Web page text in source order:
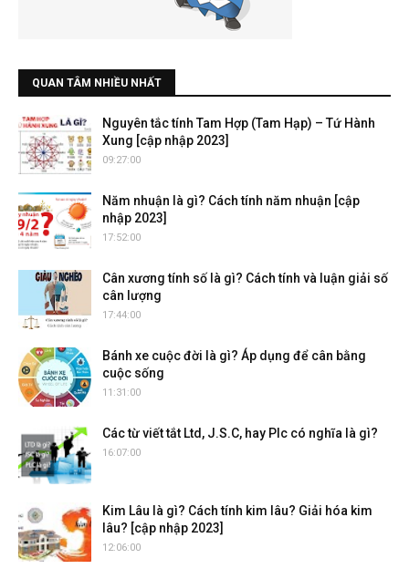
QUAN TÂM NHIỀU NHẤT
Nguyên tắc tính Tam Hợp (Tam Hạp) – Tứ Hành
Xung [cập nhập 2023]
09:27:00
Năm nhuận là gì? Cách tính năm nhuận [cập
nhập 2023]
17:52:00
Cân xương tính số là gì? Cách tính và luận giải số
cân lượng
17:44:00
Bánh xe cuộc đời là gì? Áp dụng để cân bằng
cuộc sống
11:31:00
Các từ viết tắt Ltd, J.S.C, hay Plc có nghĩa là gì?
16:07:00
Kim Lâu là gì? Cách tính kim lâu? Giải hóa kim
lâu? [cập nhập 2023]
12:06:00